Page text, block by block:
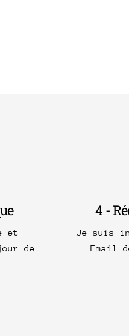
et
de
4 -
Je suis
Email